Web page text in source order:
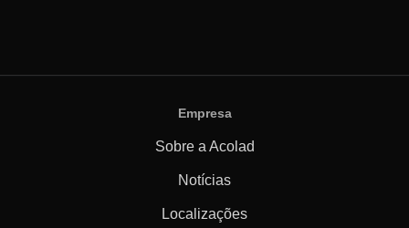
Empresa
Sobre a Acolad
Notícias
Localizações